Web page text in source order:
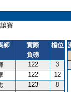
賽
師
實際
負磅
檔位
122
3
122
12
123
8